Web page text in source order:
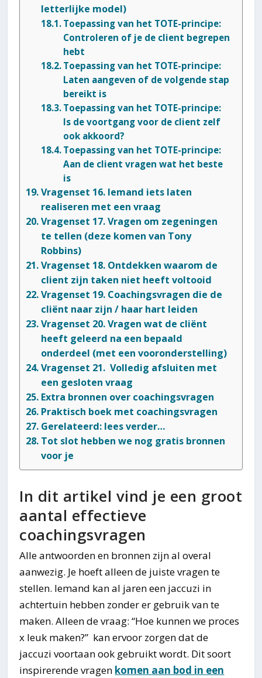
letterlijke model)
Toepassing van het TOTE-principe:
Controleren of je de client begrepen
hebt
Toepassing van het TOTE-principe:
Laten aangeven of de volgende stap
bereikt is
Toepassing van het TOTE-principe:
Is de voortgang voor de client zelf
ook akkoord?
Toepassing van het TOTE-principe:
Aan de client vragen wat het beste
is
Vragenset 16. Iemand iets laten
realiseren met een vraag
Vragenset 17. Vragen om zegeningen
te tellen (deze komen van Tony
Robbins)
Vragenset 18. Ontdekken waarom de
client zijn taken niet heeft voltooid
Vragenset 19. Coachingsvragen die de
cliënt naar zijn / haar hart leiden
Vragenset 20. Vragen wat de cliënt
heeft geleerd na een bepaald
onderdeel (met een vooronderstelling)
Vragenset 21. Volledig afsluiten met
een gesloten vraag
Extra bronnen over coachingsvragen
Praktisch boek met coachingsvragen
Gerelateerd: lees verder…
Tot slot hebben we nog gratis bronnen
voor je
In dit artikel vind je een groot
aantal effectieve
coachingsvragen
Alle antwoorden en bronnen zijn al overal
aanwezig. Je hoeft alleen de juiste vragen te
stellen. Iemand kan al jaren een jaccuzi in
achtertuin hebben zonder er gebruik van te
maken. Alleen de vraag: “Hoe kunnen we proces
x leuk maken?” kan ervoor zorgen dat de
jaccuzi voortaan ook gebruikt wordt. Dit soort
inspirerende vragen komen aan bod in een